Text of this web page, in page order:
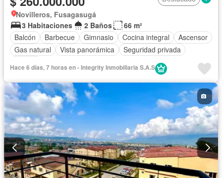
Novilleros, Fusagasugá
3 Habitaciones
2 Baños
66 m²
Balcón
Barbecue Gimnasio Cocina integral
Ascensor
Gas natural
Vista panorámica
Seguridad privada
Hace 6 días, 7 horas en - Integrity Inmobiliaria S.A.S